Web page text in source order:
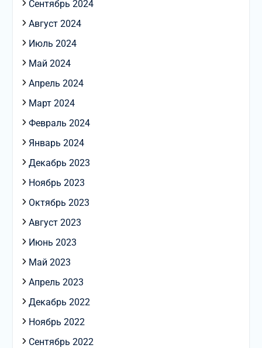
Сентябрь 2024
Август 2024
Июль 2024
Май 2024
Апрель 2024
Март 2024
Февраль 2024
Январь 2024
Декабрь 2023
Ноябрь 2023
Октябрь 2023
Август 2023
Июнь 2023
Май 2023
Апрель 2023
Декабрь 2022
Ноябрь 2022
Сентябрь 2022